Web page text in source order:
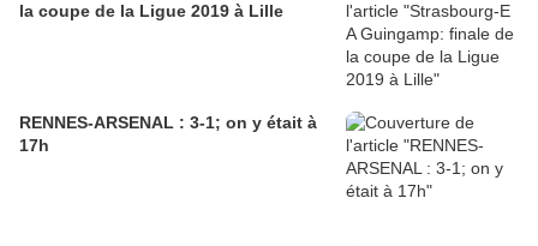
la coupe de la Ligue 2019 à Lille
RENNES-ARSENAL : 3-1; on y était à
17h